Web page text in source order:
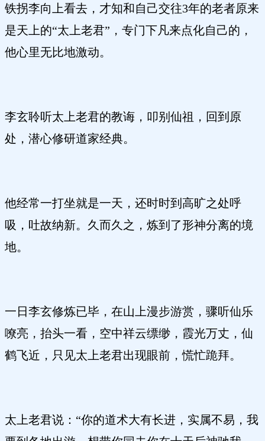
铁拐李向上看去，才知和自己交往3年的老者原来
是天上的“太上老君”，专门下凡来点化自己的，
他心里无比地激动。
李玄聆听太上老君的教诲，叩别仙祖，回到原
处，潜心修研道家经典。
他经常一打坐就是一天，还时时到高旷之处呼
吸，吐故纳新。久而久之，炼到了形神分离的境
地。
一日李玄修炼已毕，在山上漫步游赏，骤听仙乐
嘹亮，抬头一看，空中祥云缥缈，霞光万丈，仙
鹤飞近，只见太上老君出现眼前，慌忙跪拜。
太上老君说：“你的道术大有长进，实属不易，我